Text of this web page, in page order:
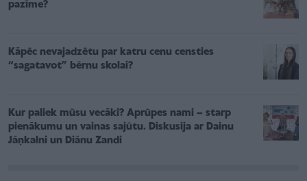
pazīme?
Kāpēc nevajadzētu par katru cenu censties
“sagatavot” bērnu skolai?
Kur paliek mūsu vecāki? Aprūpes nami – starp
pienākumu un vainas sajūtu. Diskusija ar Dainu
Jāņkalni un Diānu Zandi